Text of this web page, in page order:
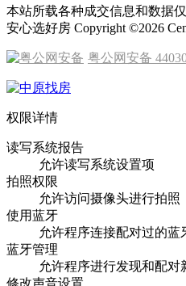
本站所载各种成交信息和数据
安心选好房 Copyright ©2026
粤公网安备
权限详情
读写系统报告
允许读写系统设置项
拍照权限
允许访问摄像头进行拍照
使用蓝牙
允许程序连接配对过的蓝
蓝牙管理
允许程序进行发现和配对